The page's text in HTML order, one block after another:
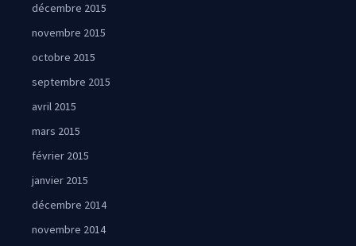
décembre 2015
novembre 2015
octobre 2015
septembre 2015
avril 2015
mars 2015
février 2015
janvier 2015
décembre 2014
novembre 2014